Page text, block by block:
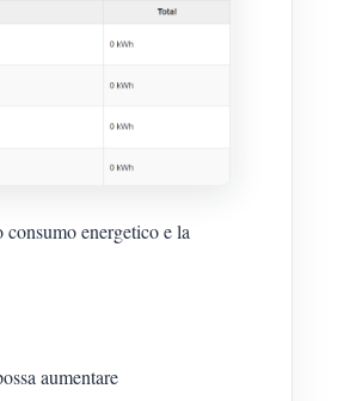
energetico e la
aumentare